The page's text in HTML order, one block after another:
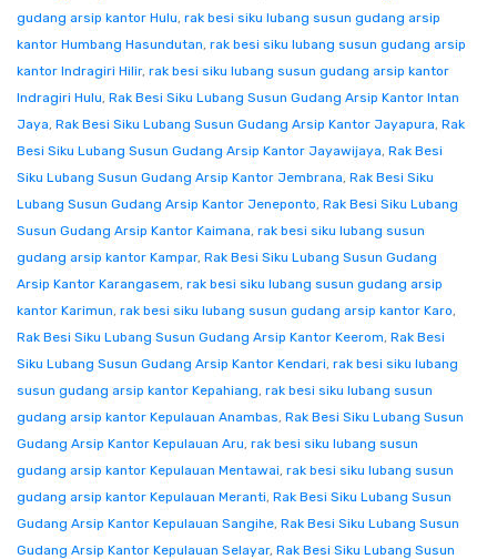
gudang arsip kantor Hulu, rak besi siku lubang susun gudang arsip
kantor Humbang Hasundutan, rak besi siku lubang susun gudang arsip
kantor Indragiri Hilir, rak besi siku lubang susun gudang arsip kantor
Indragiri Hulu, Rak Besi Siku Lubang Susun Gudang Arsip Kantor Intan
Jaya, Rak Besi Siku Lubang Susun Gudang Arsip Kantor Jayapura, Rak
Besi Siku Lubang Susun Gudang Arsip Kantor Jayawijaya, Rak Besi
Siku Lubang Susun Gudang Arsip Kantor Jembrana, Rak Besi Siku
Lubang Susun Gudang Arsip Kantor Jeneponto, Rak Besi Siku Lubang
Susun Gudang Arsip Kantor Kaimana, rak besi siku lubang susun
gudang arsip kantor Kampar, Rak Besi Siku Lubang Susun Gudang
Arsip Kantor Karangasem, rak besi siku lubang susun gudang arsip
kantor Karimun, rak besi siku lubang susun gudang arsip kantor Karo,
Rak Besi Siku Lubang Susun Gudang Arsip Kantor Keerom, Rak Besi
Siku Lubang Susun Gudang Arsip Kantor Kendari, rak besi siku lubang
susun gudang arsip kantor Kepahiang, rak besi siku lubang susun
gudang arsip kantor Kepulauan Anambas, Rak Besi Siku Lubang Susun
Gudang Arsip Kantor Kepulauan Aru, rak besi siku lubang susun
gudang arsip kantor Kepulauan Mentawai, rak besi siku lubang susun
gudang arsip kantor Kepulauan Meranti, Rak Besi Siku Lubang Susun
Gudang Arsip Kantor Kepulauan Sangihe, Rak Besi Siku Lubang Susun
Gudang Arsip Kantor Kepulauan Selayar, Rak Besi Siku Lubang Susun